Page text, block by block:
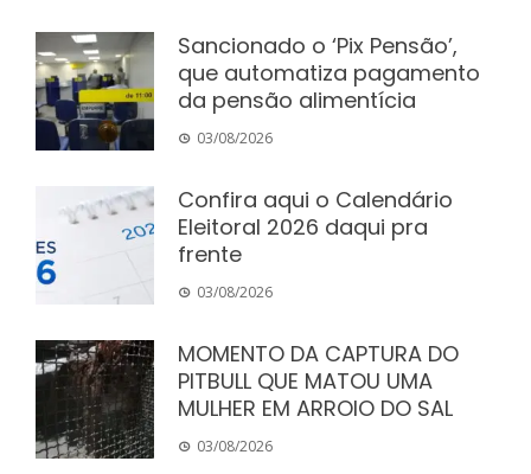
Sancionado o ‘Pix Pensão’,
que automatiza pagamento
da pensão alimentícia
03/08/2026
Confira aqui o Calendário
Eleitoral 2026 daqui pra
frente
03/08/2026
MOMENTO DA CAPTURA DO
PITBULL QUE MATOU UMA
MULHER EM ARROIO DO SAL
03/08/2026